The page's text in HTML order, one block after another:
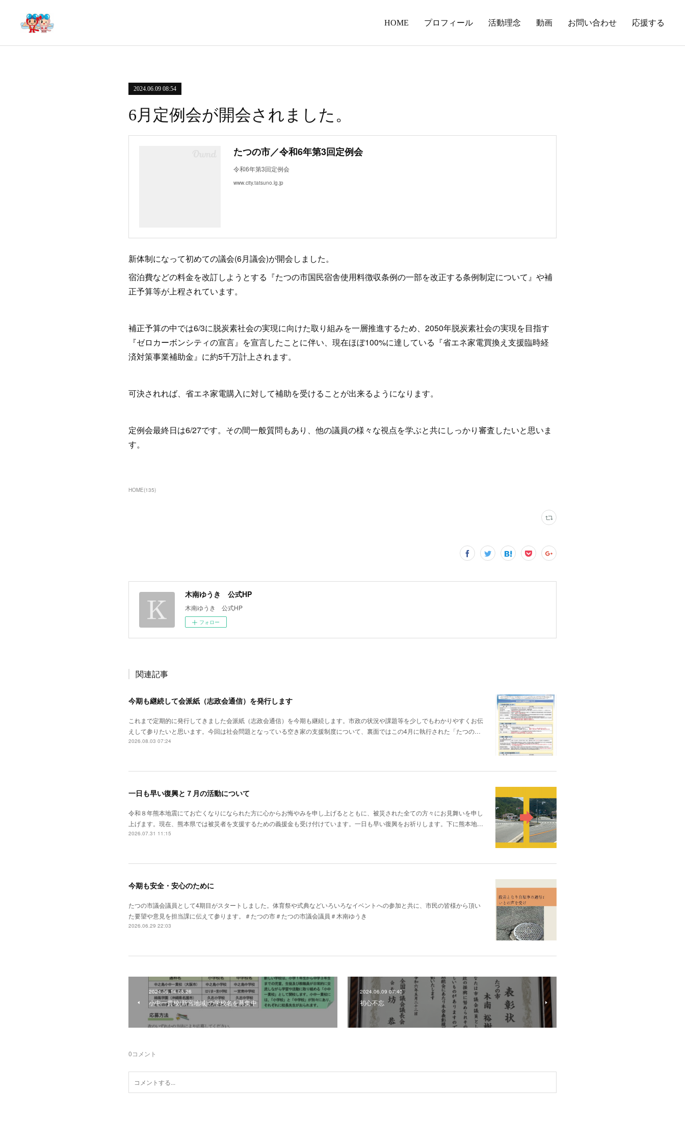
HOME プロフィール 活動理念 動画 お問い合わせ 応援する
2024.06.09 08:54
6月定例会が開会されました。
たつの市／令和6年第3回定例会
令和6年第3回定例会
www.city.tatsuno.lg.jp
新体制になって初めての議会(6月議会)が開会しました。
宿泊費などの料金を改訂しようとする『たつの市国民宿舎使用料徴収条例の一部を改正する条例制定について』や補
正予算等が上程されています。
補正予算の中では6/3に脱炭素社会の実現に向けた取り組みを一層推進するため、2050年脱炭素社会の実現を目指す
『ゼロカーボンシティの宣言』を宣言したことに伴い、現在ほぼ100%に達している『省エネ家電買換え支援臨時経
済対策事業補助金』に約5千万計上されます。
可決されれば、省エネ家電購入に対して補助を受けることが出来るようになります。
定例会最終日は6/27です。その間一般質問もあり、他の議員の様々な視点を学ぶと共にしっかり審査したいと思いま
す。
HOME(135)
木南ゆうき 公式HP
木南ゆうき 公式HP
フォロー
関連記事
今期も継続して会派紙（志政会通信）を発行します
これまで定期的に発行してきました会派紙（志政会通信）を今期も継続します。市政の状況や課題等を少しでもわかりやすくお伝
えして参りたいと思います。今回は社会問題となっている空き家の支援制度について、裏面ではこの4月に執行された「たつの…
2026.08.03 07:24
一日も早い復興と７月の活動について
令和８年熊本地震にてお亡くなりになられた方に心からお悔やみを申し上げるとともに、被災された全ての方々にお見舞いを申し
上げます。現在、熊本県では被災者を支援するための義援金も受け付けています。一日も早い復興をお祈りします。下に熊本地…
2026.07.31 11:15
今期も安全・安心のために
たつの市議会議員として4期目がスタートしました。体育祭や式典などいろいろなイベントへの参加と共に、市民の皆様から頂い
た要望や意見を担当課に伝えて参ります。＃たつの市＃たつの市議会議員＃木南ゆうき
2026.06.29 22:03
2024.06.14 08:26
小中一貫校(新宮地域)の学校名を募集中
2024.06.09 07:40
初心不忘
0コメント